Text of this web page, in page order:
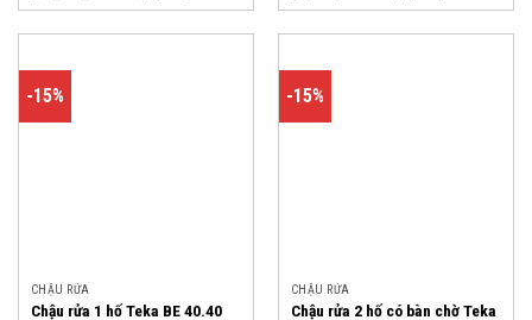
-15%
CHẬU RỬA
Chậu rửa 1 hố Teka BE 40.40
-15%
CHẬU RỬA
Chậu rửa 2 hố có bàn chờ Teka